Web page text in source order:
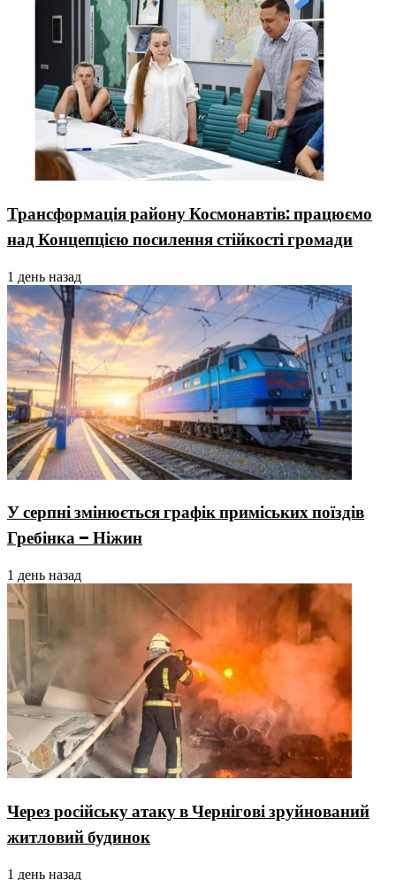
Трансформація району Космонавтів: працюємо
над Концепцією посилення стійкості громади
1 день назад
У серпні змінюється графік приміських поїздів
Гребінка – Ніжин
1 день назад
Через російську атаку в Чернігові зруйнований
житловий будинок
1 день назад